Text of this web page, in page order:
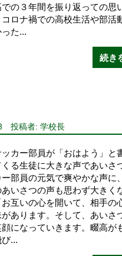
の３年間を振り返っての思
ロナ禍での高校生活や部活
た...
続き
投稿者: 学校長
カー部員が「おはよう」と
る生徒に大きな声であいさ
部員の元気で爽やかな声に
いさつの声も思わず大きく
互いの心を開いて、相手の
あります。そして、あいさ
になっていきます。畷高が
...